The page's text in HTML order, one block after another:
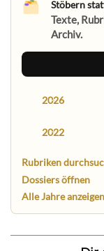
Stöbern
Texte,
Archiv.
2026
2022
Rubriken
Dossiers öffnen
Alle Jahre anzeigen